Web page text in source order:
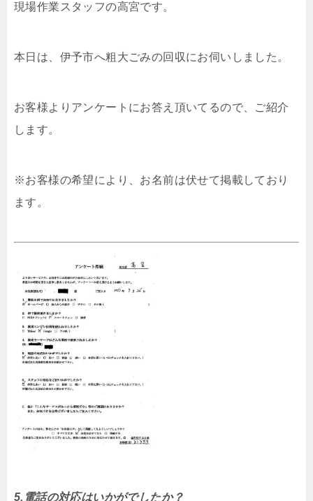
現場作業スタッフの高宮です。
本日は、伊予市へ粗大ごみの回収にお伺いしました。
お客様よりアンケートにお答え頂いてるので、ご紹介
します。
※お客様の希望により、お名前は伏せて掲載しており
ます。
5.電話の対応はいかがでしたか？